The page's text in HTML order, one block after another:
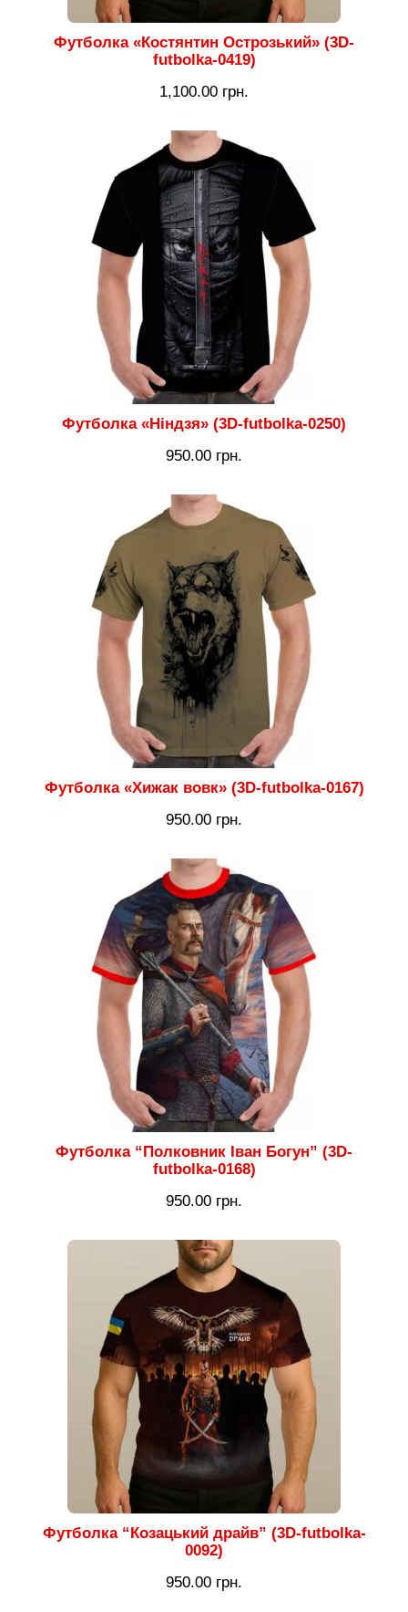
Футболка «Костянтин Острозький» (3D-
futbolka-0419)
1,100.00 грн.
Футболка «Ніндзя» (3D-futbolka-0250)
950.00 грн.
Футболка «Хижак вовк» (3D-futbolka-0167)
950.00 грн.
Футболка “Полковник Іван Богун” (3D-
futbolka-0168)
950.00 грн.
Футболка “Козацький драйв” (3D-futbolka-
0092)
950.00 грн.